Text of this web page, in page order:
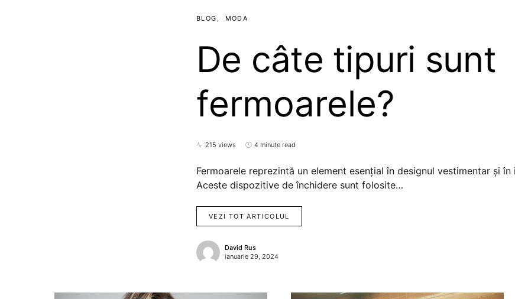
BLOG MODA
De câte tipuri sunt
fermoarele?
215 views 4 minute read
Fermoarele reprezintă un element esențial în designul vestimentar și
Aceste dispozitive de închidere sunt folosite…
VEZI TOT ARTICOLUL
David Rus
ianuarie 29, 2024